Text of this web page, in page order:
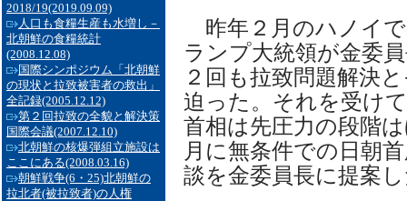
2018/19(2019.09.09)
人口も食糧生産も水増し－
北朝鮮の食糧統計
(2008.12.08)
国際シンポジウム「北朝鮮
の現状と拉致被害者の救出」
全記録(2005.12.12)
第２回拉致の全貌と解決策
国際会議(2007.12.10)
北朝鮮の核爆弾組立施設は
ここにある(2008.03.16)
朝鮮戦争(6・25)北朝鮮の
拉北者(被拉致者)の人権
昨年２月のハノイ
ランプ大統領が金委
２回も拉致問題解決
迫った。それを受け
首相は先圧力の段階
月に無条件での日朝
談を金委員長に提案